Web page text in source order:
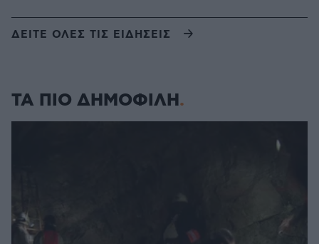
ΔΕΙΤΕ ΟΛΕΣ ΤΙΣ ΕΙΔΗΣΕΙΣ
ΤΑ ΠΙΟ ΔΗΜΟΦΙΛΗ